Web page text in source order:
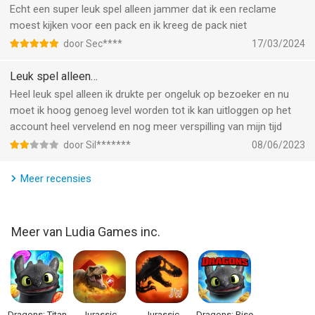
locaties van de Ninja Turtles in de televisieserie, zoals Dimensie
X, het riool en de klassieke daken van New York!
--
Teenage Mutant Ninja Turtles: Legends biedt maandelijkse
abonnementen voor 9,99 Amerikaanse dollar
of het land
Het abonnement wordt automatisch verlengd, tenzij je ten
verlengen uitschakelt
De kosten voor de verlenging worden vanaf 24 uur voor het
einde van de huidige periode afgeschreven van je account en
op dat moment wordt ook de prijs van de verlenging bepaald
Echt een super leuk spel alleen jammer dat ik een reclame
moest kijken voor een pack en ik kreeg de pack niet
door Sec**** 17/03/2024
Leuk spel alleen…
Heel leuk spel alleen ik drukte per ongeluk op bezoeker en nu
moet ik hoog genoeg level worden tot ik kan uitloggen op het
account heel vervelend en nog meer verspilling van mijn tijd
door Sil******* 08/06/2023
Meer recensies
Meer van Ludia Games inc.